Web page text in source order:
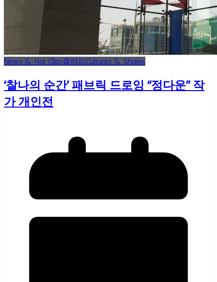
News & Hot Clips갤러리 Cultures & Shows
‘찰나의 순간’ 패브릭 드로잉 “정다운” 작
가 개인전